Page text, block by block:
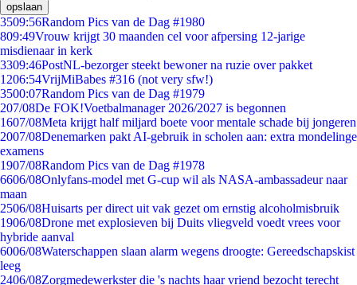
opslaan
3509:56Random Pics van de Dag #1980
809:49Vrouw krijgt 30 maanden cel voor afpersing 12-jarige
misdienaar in kerk
3309:46PostNL-bezorger steekt bewoner na ruzie over pakket
1206:54VrijMiBabes #316 (not very sfw!)
3500:07Random Pics van de Dag #1979
207/08De FOK!Voetbalmanager 2026/2027 is begonnen
1607/08Meta krijgt half miljard boete voor mentale schade bij jongeren
2007/08Denemarken pakt AI-gebruik in scholen aan: extra mondelinge
examens
1907/08Random Pics van de Dag #1978
6606/08Onlyfans-model met G-cup wil als NASA-ambassadeur naar
maan
2506/08Huisarts per direct uit vak gezet om ernstig alcoholmisbruik
1906/08Drone met explosieven bij Duits vliegveld voedt vrees voor
hybride aanval
6006/08Waterschappen slaan alarm wegens droogte: Gereedschapskist
leeg
2406/08Zorgmedewerkster die 's nachts haar vriend bezocht terecht